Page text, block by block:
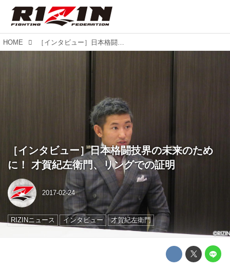
HOME ［インタビュー］日本格闘技界の未来のために！ 才賀紀左衛門、リングでの証明
［インタビュー］日本格闘技界の未来のため
に！ 才賀紀左衛門、リングでの証明
2017-02-24
RIZINニュース インタビュー 才賀紀左衛門